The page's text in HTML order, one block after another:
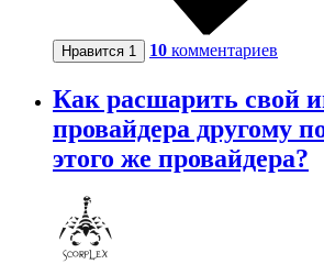
Нравится 1 10 комментариев
Как расшарить свой
провайдера другому
этого же провайдера?